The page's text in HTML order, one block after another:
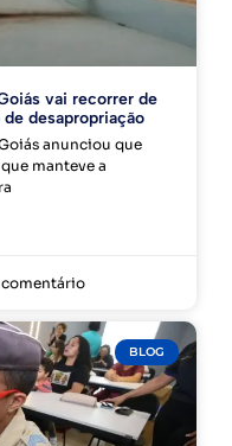
vai recorrer de
desapropriação
anunciou que
manteve a
BLOG